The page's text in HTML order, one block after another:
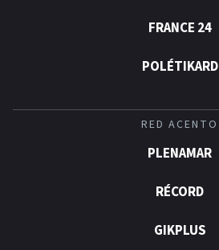
FRANCE 24
POLÉTIKARD
RED ACENTO
PLENAMAR
RÉCORD
GIKPLUS